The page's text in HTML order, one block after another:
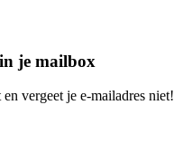
je mailbox
vergeet je e-mailadres niet!